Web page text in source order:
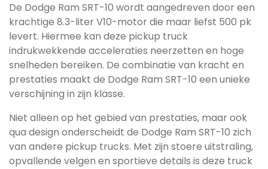
De Dodge Ram SRT-10 wordt aangedreven door een
krachtige 8.3-liter V10-motor die maar liefst 500 pk
levert. Hiermee kan deze pickup truck
indrukwekkende acceleraties neerzetten en hoge
snelheden bereiken. De combinatie van kracht en
prestaties maakt de Dodge Ram SRT-10 een unieke
verschijning in zijn klasse.
Niet alleen op het gebied van prestaties, maar ook
qua design onderscheidt de Dodge Ram SRT-10 zich
van andere pickup trucks. Met zijn stoere uitstraling,
opvallende velgen en sportieve details is deze truck